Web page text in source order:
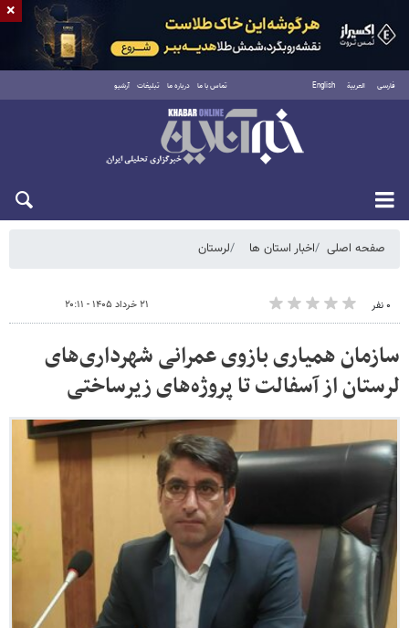
فارسی العربية English تماس با ما درباره ما تبلیغات آرشیو
شنبه ۱۷ مرداد ۱۴۰۵
صفحه اصلی اخبار استان ها لرستان
۰ نفر ۲۱ خرداد ۱۴۰۵ - ۲۰:۱۱
سازمان همیاری بازوی عمرانی شهرداری‌های
لرستان از آسفالت تا پروژه‌های زیرساختی
×